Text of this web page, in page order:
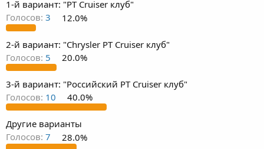
е
м
ы
ч
а
1-й вариант: "PT Cruiser клуб"
Голосов: 3 12.0%
2-й вариант: "Chrysler PT Cruiser клуб"
Голосов: 5 20.0%
3-й вариант: "Российский PT Cruiser клуб"
Голосов: 10 40.0%
Другие варианты
Голосов: 7 28.0%